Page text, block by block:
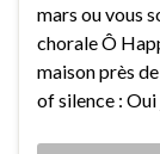
mars ou vous
chorale Ô
maison près
of silence : Oui